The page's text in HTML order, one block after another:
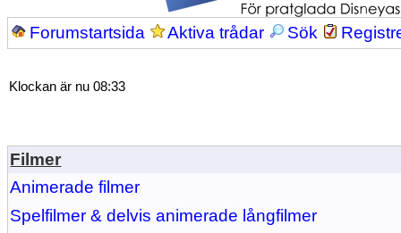
Forumstartsida Aktiva trådar Sök
Klockan är nu 08:33
Filmer
Animerade filmer
Spelfilmer & delvis animerade långfilmer